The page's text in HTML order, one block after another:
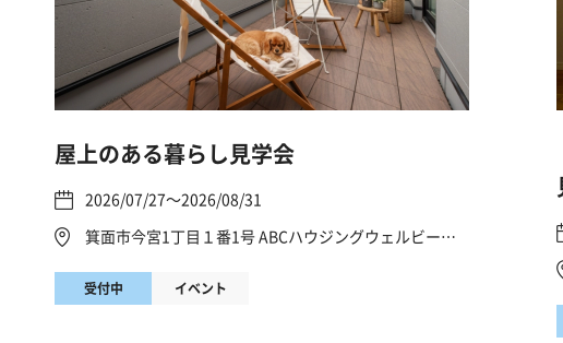
屋上のある暮らし見学会
2026/07/27～2026/08/31
箕面市今宮1丁目１番1号 ABCハウジングウェルビーみのお
受付中 イベント